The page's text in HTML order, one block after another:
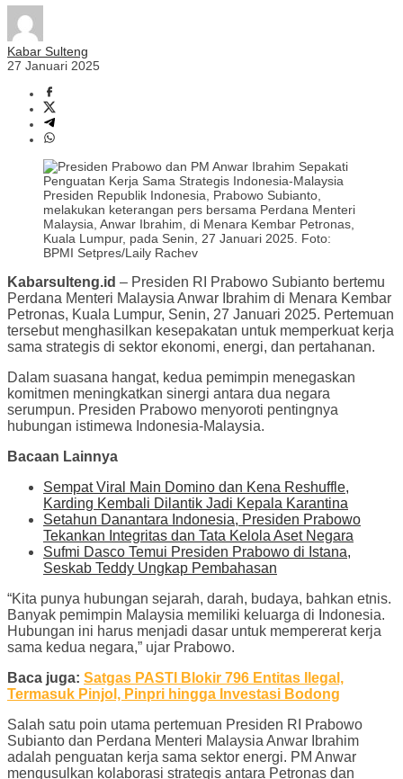
Kabar Sulteng
27 Januari 2025
Presiden Republik Indonesia, Prabowo Subianto,
melakukan keterangan pers bersama Perdana Menteri
Malaysia, Anwar Ibrahim, di Menara Kembar Petronas,
Kuala Lumpur, pada Senin, 27 Januari 2025. Foto:
BPMI Setpres/Laily Rachev
Kabarsulteng.id – Presiden RI Prabowo Subianto bertemu
Perdana Menteri Malaysia Anwar Ibrahim di Menara Kembar
Petronas, Kuala Lumpur, Senin, 27 Januari 2025. Pertemuan
tersebut menghasilkan kesepakatan untuk memperkuat kerja
sama strategis di sektor ekonomi, energi, dan pertahanan.
Dalam suasana hangat, kedua pemimpin menegaskan
komitmen meningkatkan sinergi antara dua negara
serumpun. Presiden Prabowo menyoroti pentingnya
hubungan istimewa Indonesia-Malaysia.
Bacaan Lainnya
Sempat Viral Main Domino dan Kena Reshuffle,
Karding Kembali Dilantik Jadi Kepala Karantina
Setahun Danantara Indonesia, Presiden Prabowo
Tekankan Integritas dan Tata Kelola Aset Negara
Sufmi Dasco Temui Presiden Prabowo di Istana,
Seskab Teddy Ungkap Pembahasan
“Kita punya hubungan sejarah, darah, budaya, bahkan etnis.
Banyak pemimpin Malaysia memiliki keluarga di Indonesia.
Hubungan ini harus menjadi dasar untuk mempererat kerja
sama kedua negara,” ujar Prabowo.
Baca juga: Satgas PASTI Blokir 796 Entitas Ilegal,
Termasuk Pinjol, Pinpri hingga Investasi Bodong
Salah satu poin utama pertemuan Presiden RI Prabowo
Subianto dan Perdana Menteri Malaysia Anwar Ibrahim
adalah penguatan kerja sama sektor energi. PM Anwar
mengusulkan kolaborasi strategis antara Petronas dan